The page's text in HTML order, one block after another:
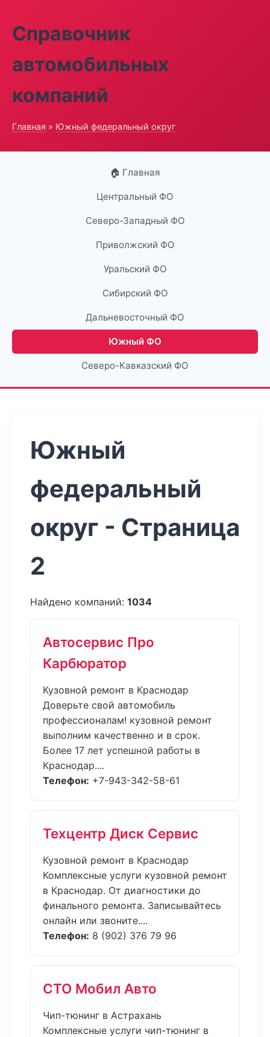
Справочник
автомобильных
компаний
Главная » Южный федеральный округ
🏠 Главная
Центральный ФО
Северо-Западный ФО
Приволжский ФО
Уральский ФО
Сибирский ФО
Дальневосточный ФО
Южный ФО
Северо-Кавказский ФО
Южный
федеральный
округ - Страница
2
Найдено компаний: 1034
Автосервис Про
Карбюратор
Кузовной ремонт в Краснодар
Доверьте свой автомобиль
профессионалам! кузовной ремонт
выполним качественно и в срок.
Более 17 лет успешной работы в
Краснодар....
Телефон: +7-943-342-58-61
Техцентр Диск Сервис
Кузовной ремонт в Краснодар
Комплексные услуги кузовной ремонт
в Краснодар. От диагностики до
финального ремонта. Записывайтесь
онлайн или звоните....
Телефон: 8 (902) 376 79 96
СТО Мобил Авто
Чип-тюнинг в Астрахань
Комплексные услуги чип-тюнинг в